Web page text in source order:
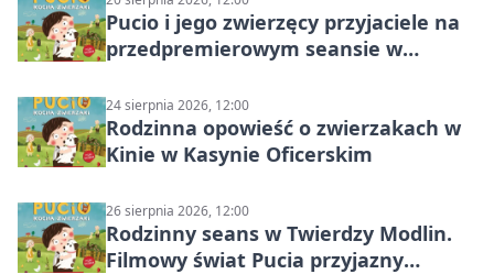
Pucio i jego zwierzęcy przyjaciele na
przedpremierowym seansie w
24 sierpnia 2026, 12:00
Rodzinna opowieść o zwierzakach w
Kinie w Kasynie Oficerskim
26 sierpnia 2026, 12:00
Rodzinny seans w Twierdzy Modlin.
Filmowy świat Pucia przyjazny